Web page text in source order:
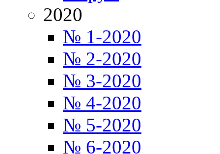
2020
№ 1-2020
№ 2-2020
№ 3-2020
№ 4-2020
№ 5-2020
№ 6-2020